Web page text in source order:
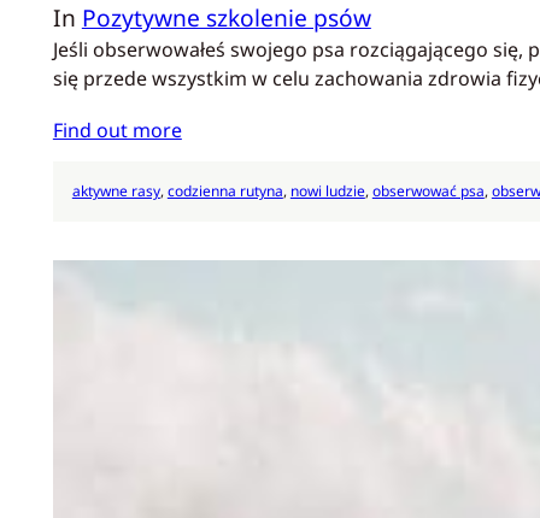
In Pozytywne szkolenie psów
Jeśli obserwowałeś swojego psa rozciągającego
się przede wszystkim w celu zachowania zdrowia
Find out more
aktywne rasy, codzienna rutyna, nowi ludzie, obserwować psa,